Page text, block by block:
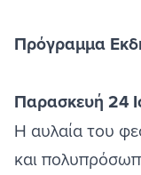
Πρόγραμμα
Παρασκευή 24
Η αυλαία του
και